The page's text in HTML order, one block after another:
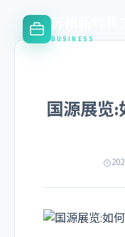
苏州新时代文
BUSINESS
国源展览